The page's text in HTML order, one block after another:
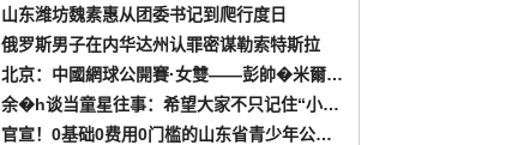
山东潍坊魏素惠从团委书记到爬行度日
俄罗斯男子在内华达州认罪密谋勒索特斯拉
北京：中國網球公開賽·女雙——彭帥�米爾扎組合晉級次輪
余�h谈当童星往事：希望大家不只记住“小金蟾”
官宣！0基础0费用0门槛的山东省青少年公益编程挑战赛，送你一个和清华0距离